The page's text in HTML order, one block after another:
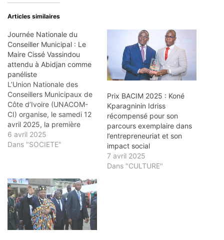
Articles similaires
Journée Nationale du
Conseiller Municipal : Le
Maire Cissé Vassindou
attendu à Abidjan comme
panéliste
L’Union Nationale des
Conseillers Municipaux de
Côte d’Ivoire (UNACOM-
CI) organise, le samedi 12
avril 2025, la première
édition de la Journée
Nationale du Conseiller
dans la commune de
Marcory (Zone 4), à
Abidjan, sous le parrainage
de M. Adama…
6 avril 2025
Dans "SOCIETE"
Prix BACIM 2025 : Koné
Kparagninin Idriss
récompensé pour son
parcours exemplaire dans
l’entrepreneuriat et son
impact social
7 avril 2025
Dans "CULTURE"